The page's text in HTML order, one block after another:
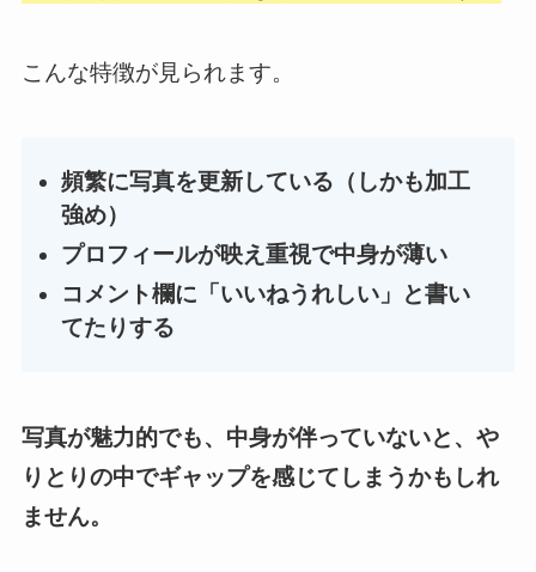
こんな特徴が見られます。
頻繁に写真を更新している（しかも加工
強め）
プロフィールが映え重視で中身が薄い
コメント欄に「いいねうれしい」と書い
てたりする
写真が魅力的でも、中身が伴っていないと、や
りとりの中でギャップを感じてしまうかもしれ
ません。